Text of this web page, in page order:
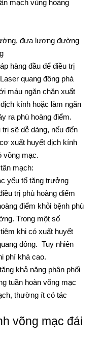
mạch vùng hoàng
đưa lượng đường
hàng đầu để điều trị
quang đông phá
máu ngăn chặn xuất
kính hoặc làm ngăn
ra phù hoàng điểm.
sẽ dễ dàng, nếu đến
xuất huyết dịch kính
võng mạc.
mạch:
yếu tố tăng trưởng
trị phù hoàng điểm
điểm khỏi bệnh phù
Trong một số
khi có xuất huyết
đông. Tuy nhiên
phí khá cao.
khả năng phân phối
tuần hoàn võng mạc
thường ít có tác
võng mạc đái